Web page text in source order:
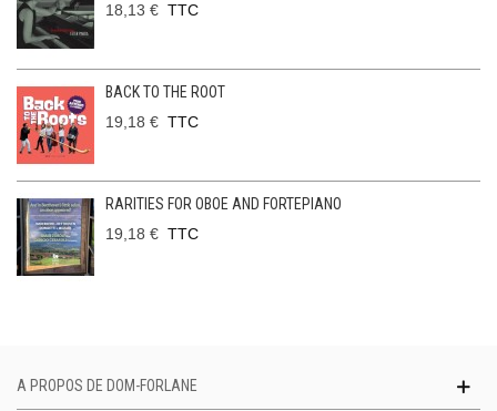
18,13 € TTC
BACK TO THE ROOT
19,18 € TTC
RARITIES FOR OBOE AND FORTEPIANO
19,18 € TTC
A PROPOS DE DOM-FORLANE